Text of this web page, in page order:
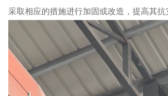
采取相应的措施进行加固或改造，提高其抗